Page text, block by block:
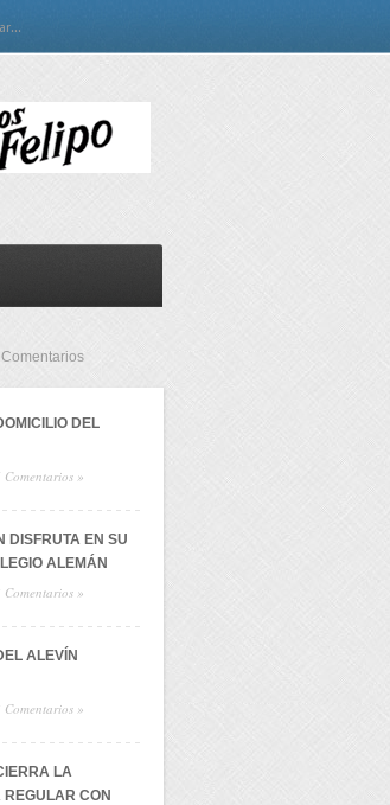
Comentarios
DEL
Comentarios »
DISFRUTA EN SU
ALEMÁN
Comentarios »
ALEVÍN
Comentarios »
LA
CON